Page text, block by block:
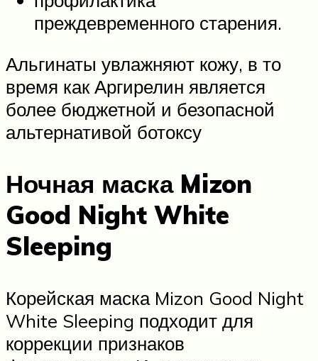
преждевременного старения.
Альгинаты увлажняют кожу, в то
время как Аргирелин является
более бюджетной и безопасной
альтернативой ботоксу
Ночная маска Mizon
Good Night White
Sleeping
Корейская маска Mizon Good Night
White Sleeping подходит для
коррекции признаков